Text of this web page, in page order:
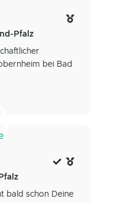
Pfalz
bei Bad
bald schon Deine